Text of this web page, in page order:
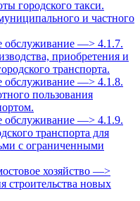
городского такси.
и частного
обслуживание —> 4.1.7.
приобретения и
транспорта.
обслуживание —> 4.1.8.
пользования
обслуживание —> 4.1.9.
транспорта для
с ограниченными
хозяйство —>
строительства новых